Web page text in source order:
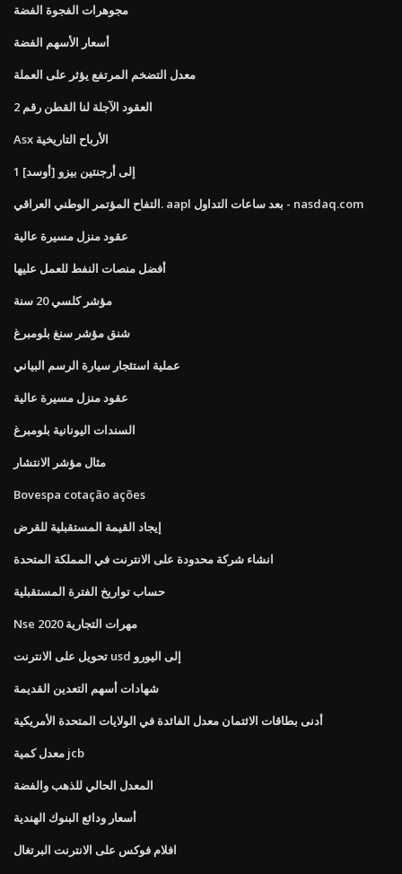
مجوهرات الفجوة الفضة
أسعار الأسهم الفضة
معدل التضخم المرتفع يؤثر على العملة
العقود الآجلة لنا القطن رقم 2
Asx الأرباح التاريخية
1 [أوسد] إلى أرجنتين بيزو
التفاح المؤتمر الوطني العراقي. aapl بعد ساعات التداول - nasdaq.com
عقود منزل مسيرة عالية
أفضل منصات النفط للعمل عليها
مؤشر كلسي 20 سنة
شنق مؤشر سنغ بلومبرغ
عملية استئجار سيارة الرسم البياني
عقود منزل مسيرة عالية
السندات اليونانية بلومبرغ
مثال مؤشر الانتشار
Bovespa cotação ações
إيجاد القيمة المستقبلية للقرض
انشاء شركة محدودة على الانترنت في المملكة المتحدة
حساب تواريخ الفترة المستقبلية
Nse 2020 مهرات التجارية
تحويل على الانترنت usd إلى اليورو
شهادات أسهم التعدين القديمة
أدنى بطاقات الائتمان معدل الفائدة في الولايات المتحدة الأمريكية
معدل كمية jcb
المعدل الحالي للذهب والفضة
أسعار ودائع البنوك الهندية
افلام فوكس على الانترنت البرتغال